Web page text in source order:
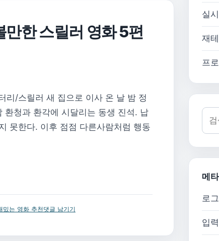
한 스릴러 영화 5편
리/스릴러 새 집으로 이사 온 날 밤 정
청과 환각에 시달리는 동생 진석. 납
못한다. 이후 점점 다른사람처럼 행동
밌는 영화 추천댓글 남기기
실
재
프
검색
메타
로
입